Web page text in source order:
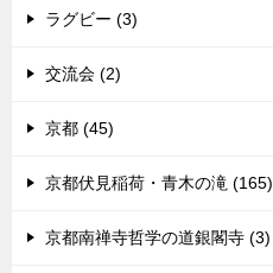
ラグビー (3)
交流会 (2)
京都 (45)
京都伏見稲荷・青木の滝 (165)
京都南禅寺哲学の道銀閣寺 (3)